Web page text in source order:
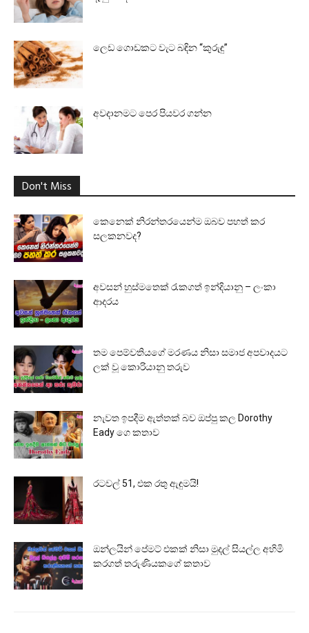
ලෙඩ ගොඩකට වැට බඳින “කුරුඳු”
අවදානමට පෙර පියවර ගන්න
Don't Miss
කෙනෙක් නිරන්තරයෙන්ම ඔබව පහත් කර
සලකනවද?
අවසන් හුස්මතෙක් රැකගත් ඉන්දියානු – ලංකා
ආදරය
තම පෙම්වතියගේ මරණය නිසා සමාජ අපවාදයට
ලක් වූ කොරියානු තරුව
නැවත ඉපදීම ඇත්තක් බව ඔප්පු කල Dorothy
Eady ගෙ කතාව
රටවල් 51, එක රතු ඇඳුමයි!
ඔන්ලයින් පේමට් එකක් නිසා මුදල් සියල්ල අහිමි
කරගත් තරුණියකගේ කතාව